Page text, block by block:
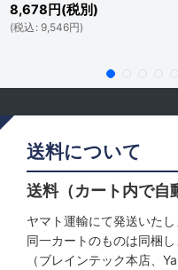
8,678 円(税別)
(税込 : 9,546円)
送料について
送料（カート内で自
ヤマト運輸にて発送いたし
同一カートのものは同梱し
（ブレインテック本店、